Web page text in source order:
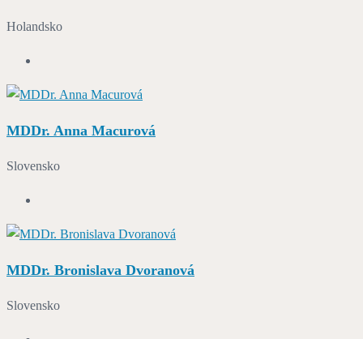
Holandsko
MDDr. Anna Macurová
Slovensko
MDDr. Bronislava Dvoranová
Slovensko